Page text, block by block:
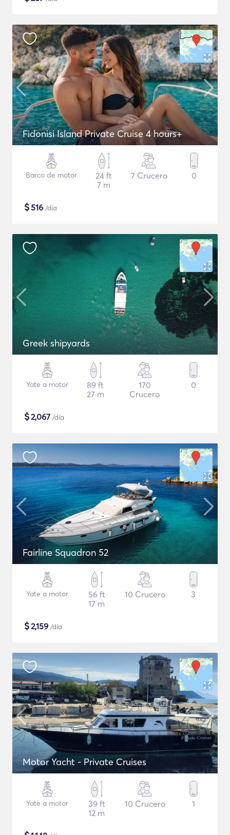
Fidonisi Island Private Cruise 4 hours+
Barco de motor
24 ft
7 m
7 Crucero 0
$516 /día
Greek shipyards
Yate a motor
89 ft
27 m
170
Crucero
0
$2,067 /día
Fairline Squadron 52
Yate a motor
56 ft
17 m
10 Crucero 3
$2,159 /día
Motor Yacht - Private Cruises
Yate a motor
39 ft
12 m
10 Crucero 1